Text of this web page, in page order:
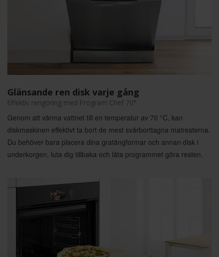
Glänsande ren disk varje gång
Effektiv rengöring med Program Chef 70°
Genom att värma vattnet till en temperatur av 70 °C, kan
diskmaskinen effektivt ta bort de mest svårborttagna matresterna.
Du behöver bara placera dina gratängformar och annan disk i
underkorgen, luta dig tillbaka och låta programmet göra resten.